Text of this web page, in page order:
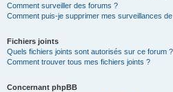
Comment surveiller des forums ?
Comment puis-je supprimer mes surveillances
Fichiers joints
Quels fichiers joints sont autorisés sur ce forum ?
Comment trouver tous mes fichiers joints ?
Concernant phpBB